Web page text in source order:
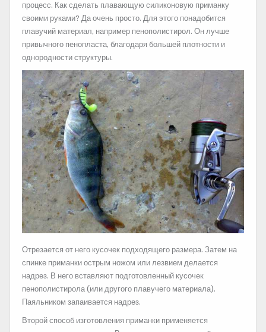
процесс. Как сделать плавающую силиконовую приманку
своими руками? Да очень просто. Для этого понадобится
плавучий материал, например пенополистирол. Он лучше
привычного пенопласта, благодаря большей плотности и
однородности структуры.
Отрезается от него кусочек подходящего размера. Затем на
спинке приманки острым ножом или лезвием делается
надрез. В него вставляют подготовленный кусочек
пенополистирола (или другого плавучего материала).
Паяльником запаивается надрез.
Второй способ изготовления приманки применяется